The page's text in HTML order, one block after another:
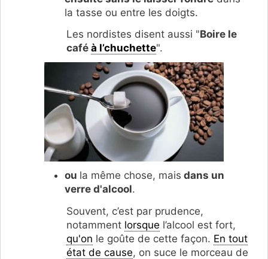
la tasse ou entre les doigts.
Les nordistes disent aussi "Boire le
café à l’chuchette".
ou la même chose, mais dans un
verre d'alcool.
Souvent, c’est par prudence,
notamment lorsque l’alcool est fort,
qu'on le goûte de cette façon. En tout
état de cause, on suce le morceau de